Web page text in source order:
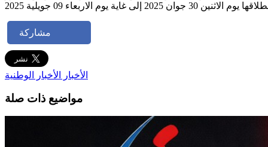
مشاركة
الأخبار الأخبار الوطنية
مواضيع ذات صلة